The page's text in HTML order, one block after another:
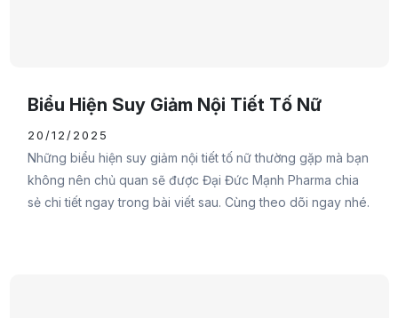
Biểu Hiện Suy Giảm Nội Tiết Tố Nữ
20/12/2025
Những biểu hiện suy giảm nội tiết tố nữ thường gặp mà bạn
không nên chủ quan sẽ được Đại Đức Mạnh Pharma chia
sẻ chi tiết ngay trong bài viết sau. Cùng theo dõi ngay nhé.